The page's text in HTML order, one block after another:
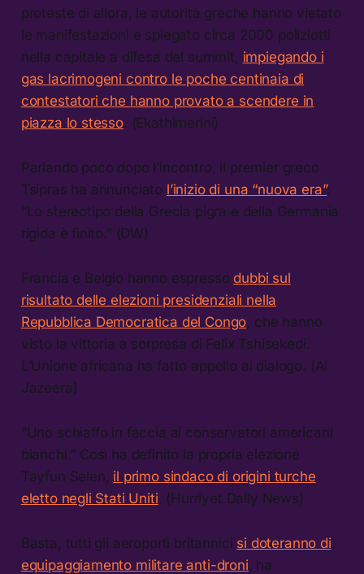
proteste di allora, le autorità greche hanno vietato
le manifestazioni e spiegato circa 2000 poliziotti
nella capitale a difesa del summit, impiegando i
gas lacrimogeni contro le poche centinaia di
contestatori che hanno provato a scendere in
piazza lo stesso. (Ekathimerini)
Parlando poco dopo l’incontro, il premier greco
Tsipras ha annunciato l’inizio di una “nuova era”:
“Lo stereotipo della Grecia pigra e della Germania
rigida è finito.” (DW)
Francia e Belgio hanno espresso dubbi sul
risultato delle elezioni presidenziali nella
Repubblica Democratica del Congo , che hanno
visto la vittoria a sorpresa di Felix Tshisekedi.
L’Unione africana ha fatto appello al dialogo. (Al
Jazeera)
“Uno schiaffo in faccia ai conservatori americani
bianchi.” Così ha definito la propria elezione
Tayfun Selen, il primo sindaco di origini turche
eletto negli Stati Uniti. (Hurriyet Daily News)
Basta, tutti gli aeroporti britannici si doteranno di
equipaggiamento militare anti-droni , ha